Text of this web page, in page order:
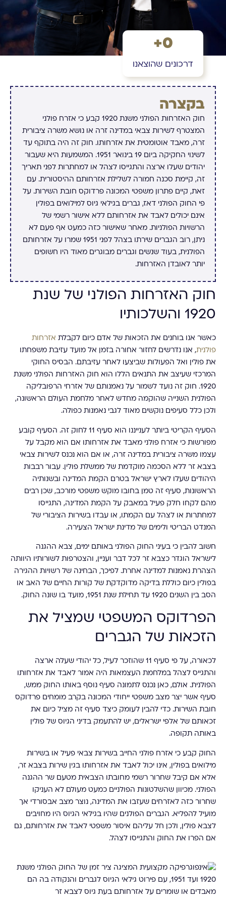
דרכונים שהוצאנו
0
+
בקצרה
חוק האזרחות הפולני משנת 1920 קבע כי אזרח פולני
המצטרף לשירות צבאי במדינה זרה או נושא משרה ציבורית
זרה, מאבד אוטומטית את אזרחותו. חוק זה היה בתוקף עד
לשינוי החקיקה ביום 19 בינואר 1951. המשמעות היא שעבור
יהודים שעלו ארצה והתגייסו לצהל או למחתרות לפני תאריך
זה, קיימת סכנה חמורה לשלילת אזרחותם ההיסטורית. עם
זאת, קיים פתרון משפטי המכונה פרדוקס חובת השירות. על
פי החוק הפולני דאז, גברים בגילאי גיוס למילואים בפולין
אינם יכולים לאבד את אזרחותם ללא אישור רשמי של
הרשויות הפולניות. מאחר שאישור כזה כמעט אף פעם לא
ניתן, רוב הגברים שירתו בצהל לפני 1951 שמרו על אזרחותם
הפולנית, בעוד שנשים וגברים מבוגרים מאוד היו חשופים
יותר לאובדן האזרחות.
חוק האזרחות הפולני של שנת
1920 והשלכותיו
כאשר אנו בוחנים את הזכאות של אדם כיום לקבלת אזרחות
פולנית, אנו נדרשים לחזור אחורה בזמן אל מועד עזיבת משפחתו
את פולין ואל הפעולות שביצעו לאחר עזיבתם. הבסיס החוקי
המרכזי שעיצב את התנאים הללו הוא חוק האזרחות הפולני משנת
1920. חוק זה נועד לשמור על נאמנותם של אזרחי הרפובליקה
הפולנית השנייה שהוקמה מחדש לאחר מלחמת העולם הראשונה,
ולכן כלל סעיפים נוקשים מאוד לגבי נאמנות כפולה.
הסעיף הקריטי ביותר לענייננו הוא סעיף 11 לחוק זה. הסעיף קובע
מפורשות כי אזרח פולני מאבד את אזרחותו אם הוא מקבל על
עצמו משרה ציבורית במדינה זרה, או אם הוא נכנס לשירות צבאי
בצבא זר ללא הסכמה מוקדמת של ממשלת פולין. עבור רבבות
היהודים שעלו לארץ ישראל בטרם הקמת המדינה ובשנותיה
הראשונות, סעיף זה טמן בחובו מוקש משפטי מורכב, שכן רבים
מהם לקחו חלק פעיל במאבק על הקמת המדינה, התגייסו
למחתרות או לצהל עם הקמתו, או עבדו בשירות הציבורי של
המנדט הבריטי ולימים של מדינת ישראל הצעירה.
חשוב להבין כי בעיני החוק הפולני באותם ימים, צבא ההגנה
לישראל הוגדר כצבא זר לכל דבר ועניין, והצטרפות לשורותיו היוותה
הצהרת נאמנות למדינה אחרת. לפיכך, הבחינה של רשויות ההגירה
בפולין כיום כוללת בדיקה מדוקדקת של קורות החיים של האב או
הסב בין השנים 1920 עד תחילת שנת 1951, מועד בו שונה החוק.
הפרדוקס המשפטי שמציל את
הזכאות של הגברים
לכאורה, על פי סעיף 11 שהוזכר לעיל, כל יהודי שעלה ארצה
והתגייס לצהל במלחמת העצמאות היה אמור לאבד את אזרחותו
הפולנית. אולם, כאן נכנס לתמונה סעיף נוסף באותו החוק ממש,
סעיף אשר יצר מצב משפטי ייחודי המכונה בקרב מומחים פרדוקס
חובת השירות. כדי להבין לעומק כיצד סעיף זה מציל כיום את
זכאותם של אלפי ישראלים, יש להתעמק בדיני הגיוס של פולין
באותה תקופה.
החוק קבע כי אזרח פולני החייב בשירות צבאי פעיל או בשירות
מילואים בפולין, אינו יכול לאבד את אזרחותו בגין שירות בצבא זר,
אלא אם קיבל שחרור רשמי מחובתו הצבאית מטעם שר ההגנה
הפולני. מכיוון שהשלטונות הפולניים כמעט מעולם לא העניקו
שחרור כזה לאזרחים שעזבו את המדינה, נוצר מצב אבסורדי אך
מועיל להפליא. הגברים הפולנים שהיו בגילאי הגיוס היו מחויבים
לצבא פולין, ולכן חל עליהם איסור משפטי לאבד את אזרחותם, גם
אם הפרו את החוק והתגייסו לצהל.